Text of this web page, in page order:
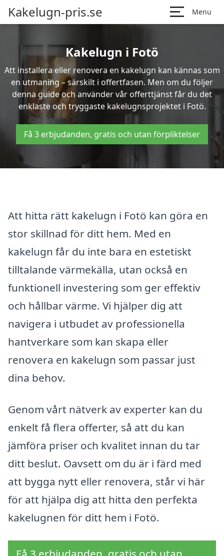
Kakelugn-pris.se Menu
Kakelugn i Fotö
Att installera eller renovera en kakelugn kan kännas som
en utmaning – särskilt i offertfasen. Men om du följer
denna guide och använder vår offerttjänst får du det
enklaste och tryggaste kakelugnsprojektet i Fotö.
Få 3 erbjudanden, gratis och utan förpliktelser
Att hitta rätt kakelugn i Fotö kan göra en
stor skillnad för ditt hem. Med en
kakelugn får du inte bara en estetiskt
tilltalande värmekälla, utan också en
funktionell investering som ger effektiv
och hållbar värme. Vi hjälper dig att
navigera i utbudet av professionella
hantverkare som kan skapa eller
renovera en kakelugn som passar just
dina behov.
Genom vårt nätverk av experter kan du
enkelt få flera offerter, så att du kan
jämföra priser och kvalitet innan du tar
ditt beslut. Oavsett om du är i färd med
att bygga nytt eller renovera, står vi här
för att hjälpa dig att hitta den perfekta
kakelugnen för ditt hem i Fotö.